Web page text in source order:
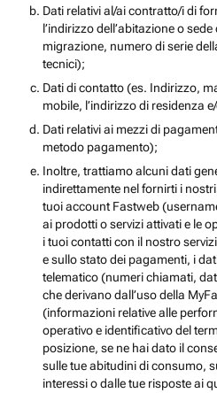
Dati relativi al/ai contratto/i di
l’indirizzo dell’abitazione o
migrazione, numero di serie
tecnici);
Dati di contatto (es. Indirizzo,
mobile, l’indirizzo di residenza
Dati relativi ai mezzi di
metodo pagamento);
Inoltre, trattiamo alcuni dati
indirettamente nel fornirti i
tuoi account Fastweb
ai prodotti o servizi attivati e le
i tuoi contatti con il nostro
e sullo stato dei pagamenti, i
telematico (numeri chiamati,
che derivano dall’uso della
(informazioni relative alle
operativo e identificativo del
posizione, se ne hai dato il
sulle tue abitudini di consumo,
interessi o dalle tue risposte ai